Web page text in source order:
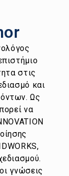
στις
και
Ως
να
γνώσεις